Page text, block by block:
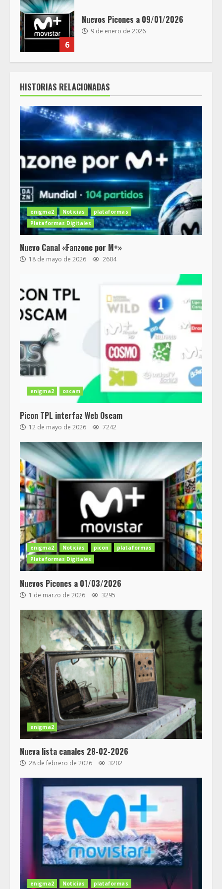
6
Nuevos Picones a 09/01/2026
9 de enero de 2026
HISTORIAS RELACIONADAS
enigma2 Noticias
plataformas
Plataformas Digitales
Nuevo Canal «Fanzone por M+»
18 de mayo de 2026 2604
enigma2 oscam
Picon TPL interfaz Web Oscam
12 de mayo de 2026 7242
enigma2 Noticias picon
plataformas
Plataformas Digitales
Nuevos Picones a 01/03/2026
1 de marzo de 2026 3295
enigma2
Nueva lista canales 28-02-2026
28 de febrero de 2026 3202
enigma2 Noticias plataformas